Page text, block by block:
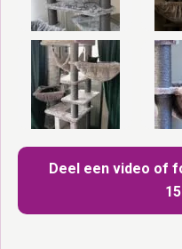
Deel een video of